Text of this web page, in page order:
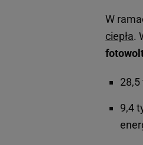
W
ciepła.
9,4